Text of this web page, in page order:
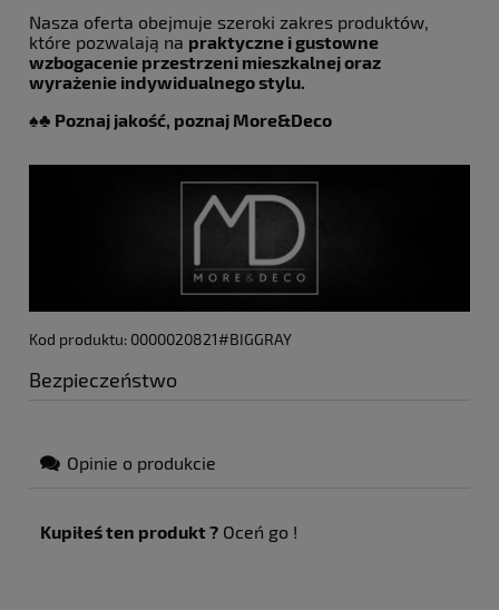
Nasza oferta obejmuje szeroki zakres produktów,
które pozwalają na praktyczne i gustowne
wzbogacenie przestrzeni mieszkalnej oraz
wyrażenie indywidualnego stylu.
♠️♣️ Poznaj jakość, poznaj More&Deco
Kod produktu: 0000020821#BIGGRAY
Bezpieczeństwo
Opinie o produkcie
Kupiłeś ten produkt ? Oceń go !